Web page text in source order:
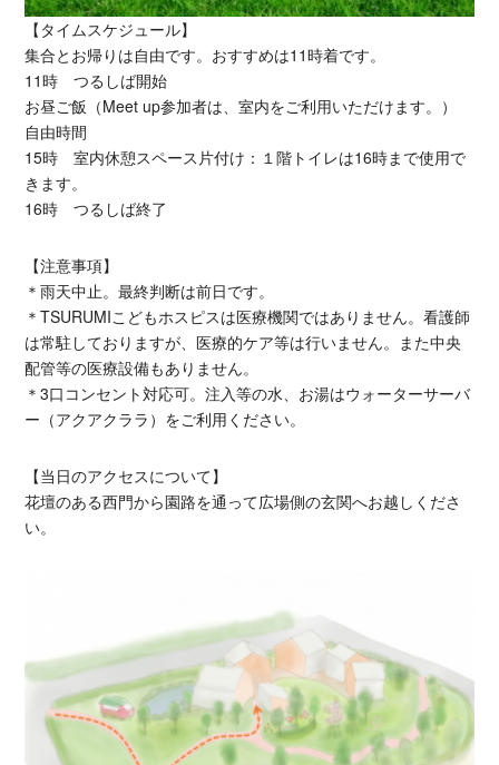
【タイムスケジュール】
集合とお帰りは自由です。おすすめは11時着です。
11時 つるしば開始
お昼ご飯（Meet up参加者は、室内をご利用いただけます。）
自由時間
15時 室内休憩スペース片付け：１階トイレは16時まで使用で
きます。
16時 つるしば終了
【注意事項】
＊雨天中止。最終判断は前日です。
＊TSURUMIこどもホスピスは医療機関ではありません。看護師
は常駐しておりますが、医療的ケア等は行いません。また中央
配管等の医療設備もありません。
＊3口コンセント対応可。注入等の水、お湯はウォーターサーバ
ー（アクアクララ）をご利用ください。
【当日のアクセスについて】
花壇のある西門から園路を通って広場側の玄関へお越しくださ
い。